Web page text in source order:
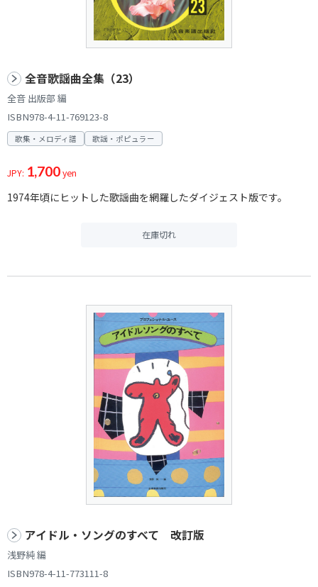
全音歌謡曲全集（23）
全音 出版部 編
ISBN978-4-11-769123-8
歌集・メロディ譜 歌謡・ポピュラー
JPY: 1,700yen
1974年頃にヒットした歌謡曲を網羅したダイジェスト版です。
在庫切れ
アイドル・ソングのすべて 改訂版
浅野純 編
ISBN978-4-11-773111-8